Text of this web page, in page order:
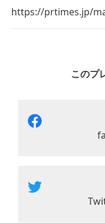
https://prtimes.jp/
このプ